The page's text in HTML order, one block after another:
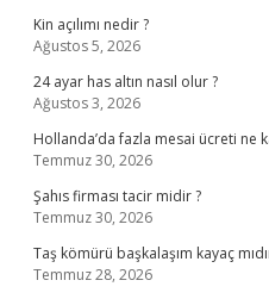
Kin açılımı nedir ?
Ağustos 5, 2026
24 ayar has altın nasıl olur ?
Ağustos 3, 2026
Hollanda’da fazla mesai ücreti ne
Temmuz 30, 2026
Şahıs firması tacir midir ?
Temmuz 30, 2026
Taş kömürü başkalaşım kayaç
Temmuz 28, 2026